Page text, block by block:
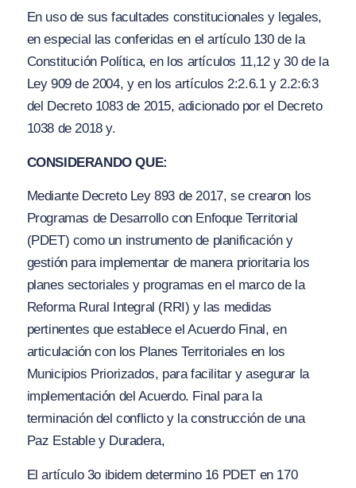
En uso de sus facultades constitucionales y legales,
en especial las conferidas en el artículo 130 de la
Constitución Política, en los artículos 11,12 y 30 de la
Ley 909 de 2004, y en los artículos 2:2.6.1 y 2.2:6:3
del Decreto 1083 de 2015, adicionado por el Decreto
1038 de 2018 y.
CONSIDERANDO QUE:
Mediante Decreto Ley 893 de 2017, se crearon los
Programas de Desarrollo con Enfoque Territorial
(PDET) como un instrumento de planificación y
gestión para implementar de manera prioritaria los
planes sectoriales y programas en el marco de la
Reforma Rural Integral (RRI) y las medidas
pertinentes que establece el Acuerdo Final, en
articulación con los Planes Territoriales en los
Municipios Priorizados, para facilitar y asegurar la
implementación del Acuerdo. Final para la
terminación del conflicto y la construcción de una
Paz Estable y Duradera,
El artículo 3o ibidem determino 16 PDET en 170